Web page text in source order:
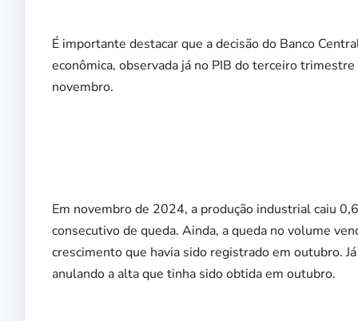
É importante destacar que a decisão do Banco
econômica, observada já no PIB do terceiro
novembro.
Em novembro de 2024, a produção industrial caiu
consecutivo de queda. Ainda, a queda no volume
crescimento que havia sido registrado em outubro.
anulando a alta que tinha sido obtida em outubro.